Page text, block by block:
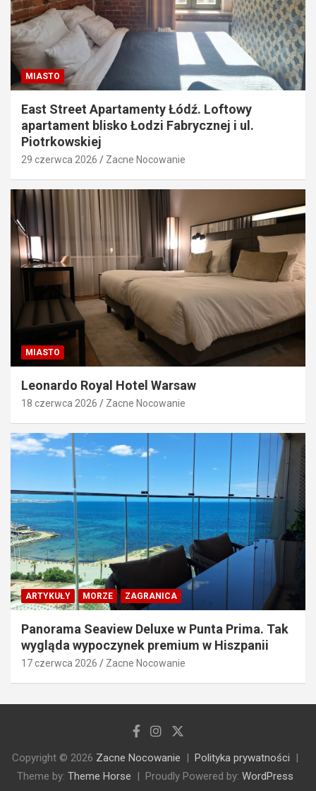
MIASTO
East Street Apartamenty Łódź. Loftowy
apartament blisko Łodzi Fabrycznej i ul.
Piotrkowskiej
29 czerwca 2026 Zacne Nocowanie
MIASTO
Leonardo Royal Hotel Warsaw
18 czerwca 2026 Zacne Nocowanie
ARTYKUŁY MORZE ZAGRANICA
Panorama Seaview Deluxe w Punta Prima. Tak
wygląda wypoczynek premium w Hiszpanii
17 czerwca 2026 Zacne Nocowanie
Copyright © 2026 Zacne Nocowanie
Polityka prywatności
Theme by: Theme Horse Proudly Powered by: WordPress